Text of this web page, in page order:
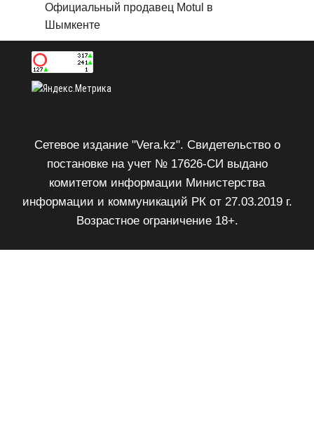
Официальный продавец Motul в
Шымкенте
Сетевое издание "Vera.kz". Свидетельство о
постановке на учет № 17626-СИ выдано
комитетом информации Министерства
информации и коммуникаций РК от 27.03.2019 г.
Возрастное ограничение 18+.